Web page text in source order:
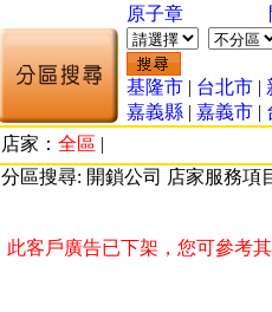
原子章
基隆市 | 台北市 |
嘉義縣 | 嘉義市 |
店家： 全區 |
分區搜尋: 開鎖公司 店家服務項
此客戶廣告已下架，您可參考